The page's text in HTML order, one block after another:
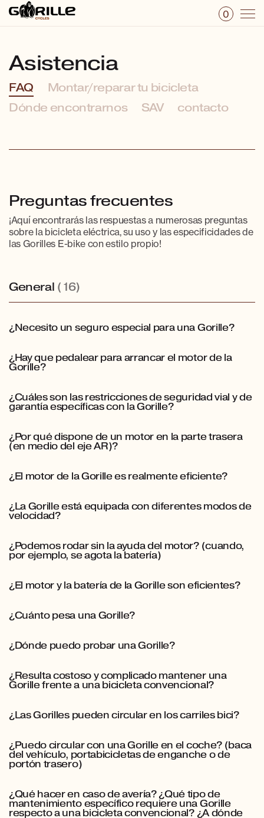
0
Asistencia
FAQ
Montar/reparar tu bicicleta
Dónde encontrarnos
SAV contacto
Preguntas frecuentes
¡Aquí encontrarás las respuestas a numerosas preguntas
sobre la bicicleta eléctrica, su uso y las especificidades de
las Gorilles E-bike con estilo propio!
General (16)
¿Necesito un seguro especial para una Gorille?
¿Hay que pedalear para arrancar el motor de la
Gorille?
¿Cuáles son las restricciones de seguridad vial y de
garantía específicas con la Gorille?
¿Por qué dispone de un motor en la parte trasera
(en medio del eje AR)?
¿El motor de la Gorille es realmente eficiente?
¿La Gorille está equipada con diferentes modos de
velocidad?
¿Podemos rodar sin la ayuda del motor? (cuando,
por ejemplo, se agota la batería)
¿El motor y la batería de la Gorille son eficientes?
¿Cuánto pesa una Gorille?
¿Dónde puedo probar una Gorille?
¿Resulta costoso y complicado mantener una
Gorille frente a una bicicleta convencional?
¿Las Gorilles pueden circular en los carriles bici?
¿Puedo circular con una Gorille en el coche? (baca
del vehículo, portabicicletas de enganche o de
portón trasero)
¿Qué hacer en caso de avería? ¿Qué tipo de
mantenimiento específico requiere una Gorille
respecto a una bicicleta convencional? ¿A dónde